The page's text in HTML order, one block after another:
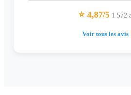
⭐ 4,87/5 1 572
Voir tous les